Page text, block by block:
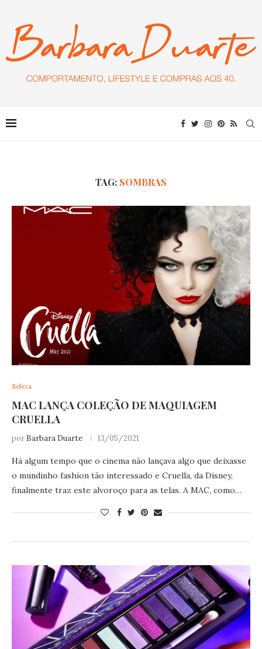
TAG: SOMBRAS
Beleza
MAC LANÇA COLEÇÃO DE MAQUIAGEM
CRUELLA
por Barbara Duarte 13/05/2021
Há algum tempo que o cinema não lançava algo que deixasse
o mundinho fashion tão interessado e Cruella, da Disney,
finalmente traz este alvoroço para as telas. A MAC, como…